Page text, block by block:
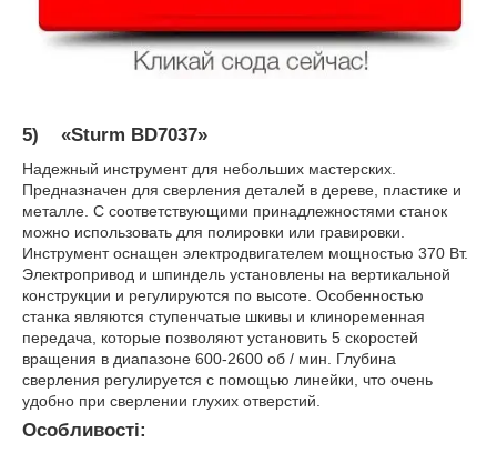
5) «Sturm BD7037»
Надежный инструмент для небольших мастерских.
Предназначен для сверления деталей в дереве, пластике и
металле. С соответствующими принадлежностями станок
можно использовать для полировки или гравировки.
Инструмент оснащен электродвигателем мощностью 370 Вт.
Электропривод и шпиндель установлены на вертикальной
конструкции и регулируются по высоте. Особенностью
станка являются ступенчатые шкивы и клиноременная
передача, которые позволяют установить 5 скоростей
вращения в диапазоне 600-2600 об / мин. Глубина
сверления регулируется с помощью линейки, что очень
удобно при сверлении глухих отверстий.
Особливості: